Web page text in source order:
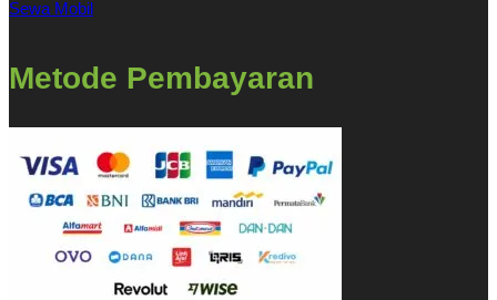
Sewa Mobil
Metode Pembayaran